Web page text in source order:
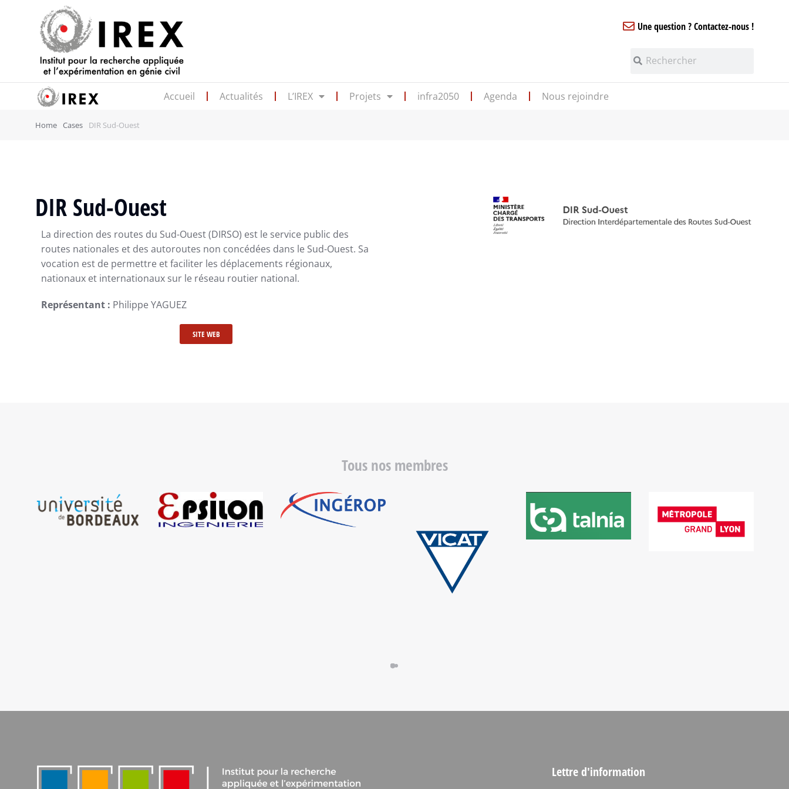
Une question ? Contactez-nous !
Accueil Actualités L’IREX Projets infra2050 Agenda Nous rejoindre
Home Cases DIR Sud-Ouest
DIR Sud-Ouest
La direction des routes du Sud-Ouest (DIRSO) est le service public des
routes nationales et des autoroutes non concédées dans le Sud-Ouest. Sa
vocation est de permettre et faciliter les déplacements régionaux,
nationaux et internationaux sur le réseau routier national.
Représentant : Philippe YAGUEZ
SITE WEB
Tous nos membres
Lettre d'information